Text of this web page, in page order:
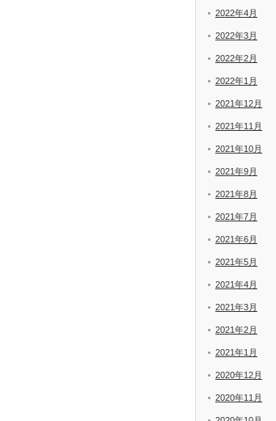
2022年4月
2022年3月
2022年2月
2022年1月
2021年12月
2021年11月
2021年10月
2021年9月
2021年8月
2021年7月
2021年6月
2021年5月
2021年4月
2021年3月
2021年2月
2021年1月
2020年12月
2020年11月